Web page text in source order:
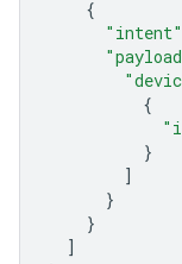
{
"intent"
{
}
]
}
}
]